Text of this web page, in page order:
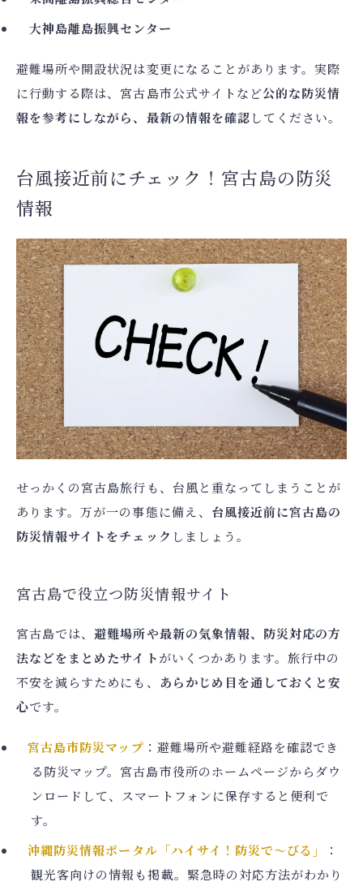
大神島離島振興センター
避難場所や開設状況は変更になることがあります。実際
に行動する際は、宮古島市公式サイトなど公的な防災情
報を参考にしながら、最新の情報を確認してください。
台風接近前にチェック！宮古島の防災
情報
せっかくの宮古島旅行も、台風と重なってしまうことが
あります。万が一の事態に備え、 台風接近前に宮古島の
防災情報サイトをチェック しましょう。
宮古島で役立つ防災情報サイト
宮古島では、避難場所や最新の気象情報、防災対応の方
法などをまとめたサイトがいくつかあります。旅行中の
不安を減らすためにも、 あらかじめ目を通しておくと安
心です。
宮古島市防災マップ ：避難場所や避難経路を確認でき
る防災マップ。宮古島市役所のホームページからダウ
ンロードして、スマートフォンに保存すると便利で
す。
沖縄防災情報ポータル「ハイサイ！防災で～びる」
：
観光客向けの情報も掲載。緊急時の対応方法がわかり